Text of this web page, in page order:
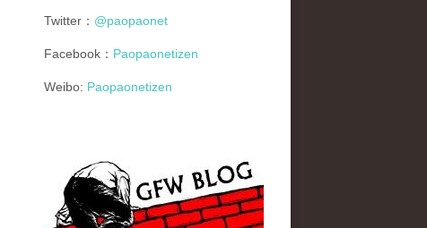
Twitter： @paopaonet
Facebook： Paopaonetizen
Weibo: Paopaonetizen
gfw_blog_small.jpg